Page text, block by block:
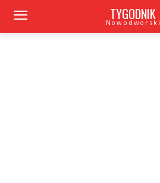
TYGODNIK
Nowodworski